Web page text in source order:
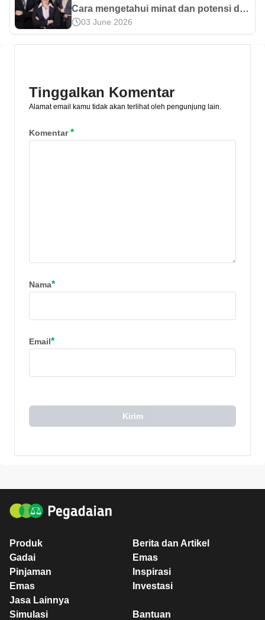
Cara mengetahui minat dan potensi diri
mencakup menemukan hal yang
disukai, mencoba hal baru, hingga tes
03 June 2026
Tinggalkan Komentar
Alamat email kamu tidak akan terlihat oleh pengunjung lain.
Komentar*
Nama*
Email*
Kirim
Produk
Gadai
Pinjaman
Emas
Jasa Lainnya
Berita dan Artikel
Emas
Inspirasi
Investasi
Simulasi
Bantuan